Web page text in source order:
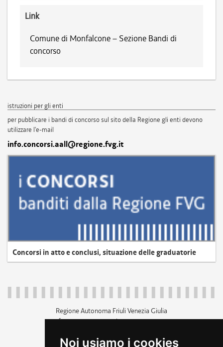
Noi usiamo i cookies
Link
Comune di Monfalcone – Sezione Bandi di
concorso
istruzioni per gli enti
per pubblicare i bandi di concorso sul sito della Regione gli enti devono
utilizzare l'e-mail
info.concorsi.aall@regione.fvg.it
Concorsi in atto e conclusi, situazione delle graduatorie
Regione Autonoma Friuli Venezia Giulia
c.f. 80014930327; p.iva 00526040324
+39 040 3771111